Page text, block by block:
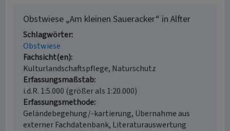
Obstwiese „Am kleinen Saueracker“ in Alfter
Schlagwörter
Obstwiese
Fachsicht(en)
Kulturlandschaftspflege, Naturschutz
Erfassungsmaßstab
i.d.R. 1:5.000 (größer als 1:20.000)
Erfassungsmethode
Geländebegehung/-kartierung, Übernahme aus
externer Fachdatenbank, Literaturauswertung